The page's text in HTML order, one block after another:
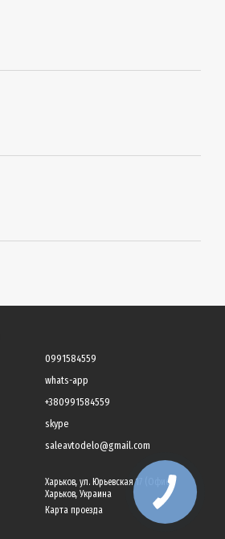
0991584559
whats-app
+380991584559
skype
saleavtodelo@gmail.com
Харьков, ул. Юрьевская 17 (Офис),
Харьков, Украина
Карта проезда